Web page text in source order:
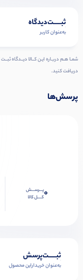
ثبـــــت‌دیدگاه
به‌عنوان کاربر
دریافت کنید.
پرسش‌ها
0پـــرســـش
کــــل کالا
ثبـــــت‌پرسش
به‌عنوان ‌خریدار‌این‌ محصول